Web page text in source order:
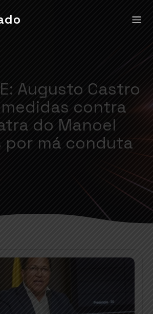
Augusto Castro
contra
do Manoel
por má conduta